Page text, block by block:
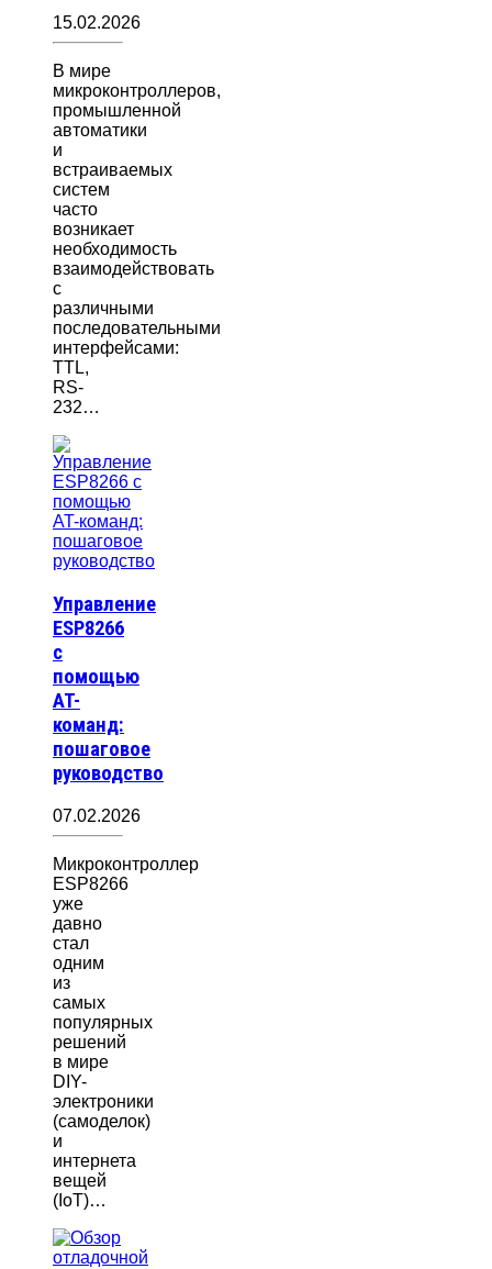
15.02.2026
В мире
микроконтроллеров,
промышленной
автоматики
и
встраиваемых
систем
часто
возникает
необходимость
взаимодействовать
с
различными
последовательными
интерфейсами:
TTL,
RS-
232…
Управление
ESP8266
с
помощью
AT-
команд:
пошаговое
руководство
07.02.2026
Микроконтроллер
ESP8266
уже
давно
стал
одним
из
самых
популярных
решений
в мире
DIY-
электроники
(самоделок)
и
интернета
вещей
(IoT)…